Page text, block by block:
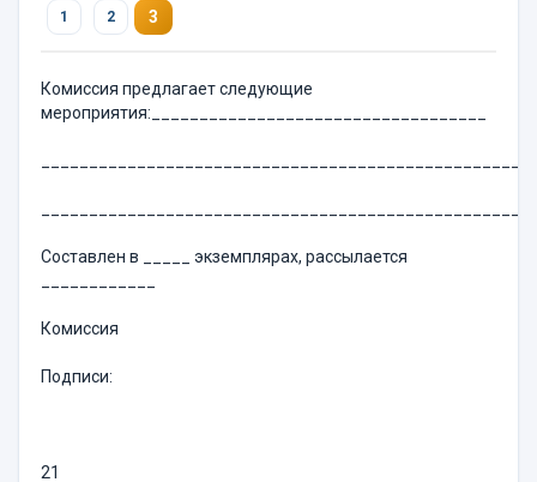
1 2 3
Комиссия предлагает следующие
мероприятия:___________________________________
Составлен в _____ экземплярах, рассылается
Комиссия
Подписи:
21